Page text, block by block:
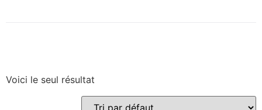
Voici le seul résultat